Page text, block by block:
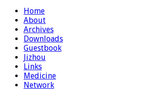
Home
About
Archives
Downloads
Guestbook
Jizhou
Links
Medicine
Network